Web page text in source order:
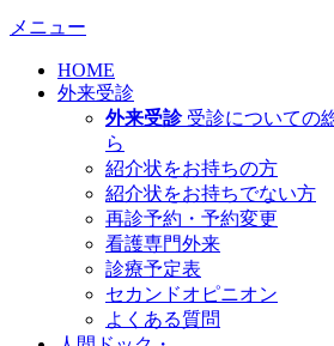
メニュー
HOME
外来受診
外来受診 受診についての
ら
紹介状をお持ちの方
紹介状をお持ちでない方
再診予約・予約変更
看護専門外来
診療予定表
セカンドオピニオン
よくある質問